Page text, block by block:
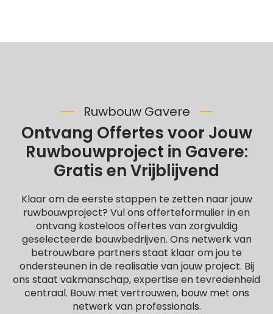
Ruwbouw Gavere
Ontvang Offertes voor Jouw
Ruwbouwproject in Gavere:
Gratis en Vrijblijvend
Klaar om de eerste stappen te zetten naar jouw
ruwbouwproject? Vul ons offerteformulier in en
ontvang kosteloos offertes van zorgvuldig
geselecteerde bouwbedrijven. Ons netwerk van
betrouwbare partners staat klaar om jou te
ondersteunen in de realisatie van jouw project. Bij
ons staat vakmanschap, expertise en tevredenheid
centraal. Bouw met vertrouwen, bouw met ons
netwerk van professionals.